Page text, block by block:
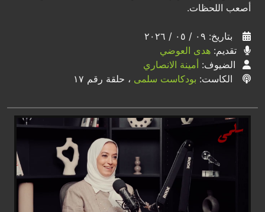
أصعب اللحظات.
بتاريخ: ٠٩ / ٠٥ / ٢٠٢٦
تقديم: هدى العوضي
الضيوف: أمينة الانصاري
الكاست: بودكاست سلمى ، حلقة رقم ١٧